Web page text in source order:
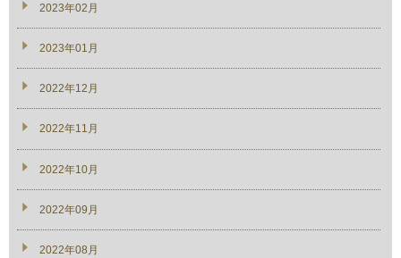
2023年02月
2023年01月
2022年12月
2022年11月
2022年10月
2022年09月
2022年08月